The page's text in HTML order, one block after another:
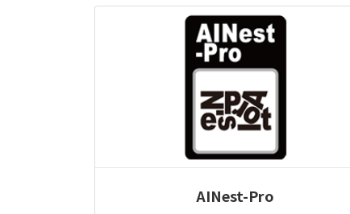
AINest-Pro